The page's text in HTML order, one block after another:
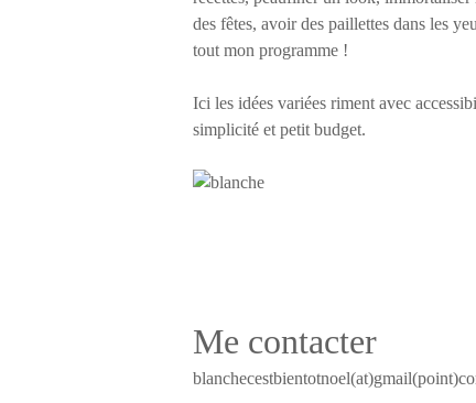
des fêtes, avoir des paillettes dans les
tout mon programme !
Ici les idées variées riment avec
simplicité et petit budget.
Me contacter